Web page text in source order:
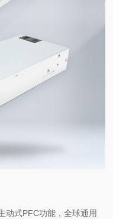
动式PFC功能，全球通用